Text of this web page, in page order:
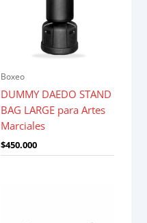
Boxeo
DUMMY DAEDO STAND
BAG LARGE para Artes
Marciales
$450.000